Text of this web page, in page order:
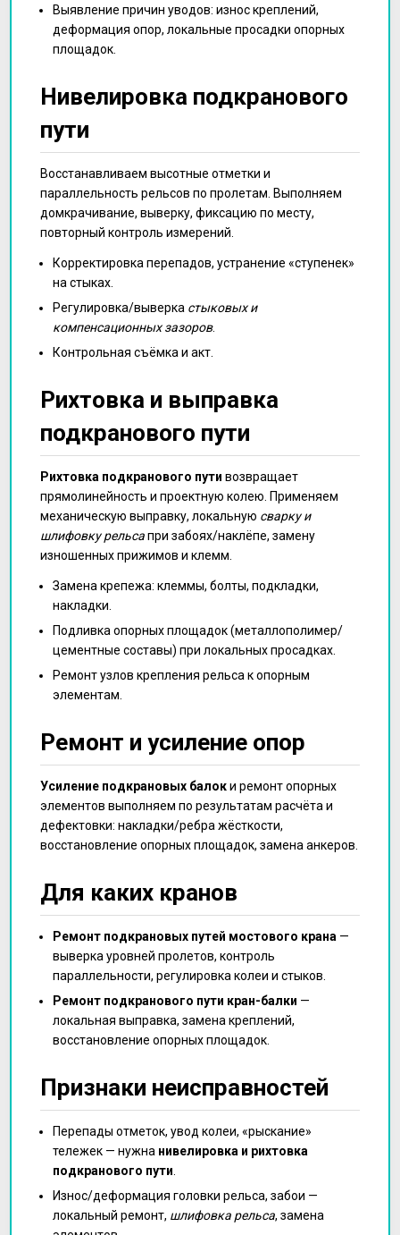
Выявление причин уводов: износ креплений,
деформация опор, локальные просадки опорных
площадок.
Нивелировка подкранового
пути
Восстанавливаем высотные отметки и
параллельность рельсов по пролетам. Выполняем
домкрачивание, выверку, фиксацию по месту,
повторный контроль измерений.
Корректировка перепадов, устранение «ступенек»
на стыках.
Регулировка/выверка стыковых и
компенсационных зазоров.
Контрольная съёмка и акт.
Рихтовка и выправка
подкранового пути
Рихтовка подкранового пути возвращает
прямолинейность и проектную колею. Применяем
механическую выправку, локальную сварку и
шлифовку рельсапри забоях/наклёпе, замену
изношенных прижимов и клемм.
Замена крепежа: клеммы, болты, подкладки,
накладки.
Подливка опорных площадок (металлополимер/
цементные составы) при локальных просадках.
Ремонт узлов крепления рельса к опорным
элементам.
Ремонт и усиление опор
Усиление подкрановых балоки ремонт опорных
элементов выполняем по результатам расчёта и
дефектовки: накладки/ребра жёсткости,
восстановление опорных площадок, замена анкеров.
Для каких кранов
Ремонт подкрановых путей мостового крана —
выверка уровней пролетов, контроль
параллельности, регулировка колеи и стыков.
Ремонт подкранового пути кран-балки —
локальная выправка, замена креплений,
восстановление опорных площадок.
Признаки неисправностей
Перепады отметок, увод колеи, «рыскание»
тележек — нужна нивелировка и рихтовка
подкранового пути
Износ/деформация головки рельса, забои —
локальный ремонт, шлифовка рельса, замена